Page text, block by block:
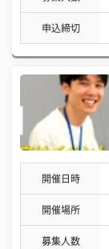
申込締切
開催日時
開催場所
募集人数